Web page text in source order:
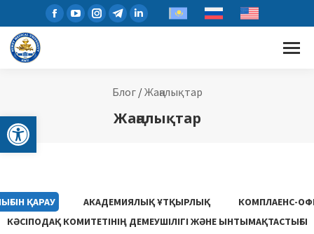
Open toolbar
Блог/Жаңалықтар
Жаңалықтар
ҚАРАУ АКАДЕМИЯЛЫҚ ҰТҚЫРЛЫҚ
КОМПЛАЕНС-
КӘСІПОДАҚ КОМИТЕТІНІҢ ДЕМЕУШІЛІГІ ЖӘНЕ ЫНТЫМАҚТАСТЫҒЫ